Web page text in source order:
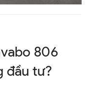
806
đầu tư?